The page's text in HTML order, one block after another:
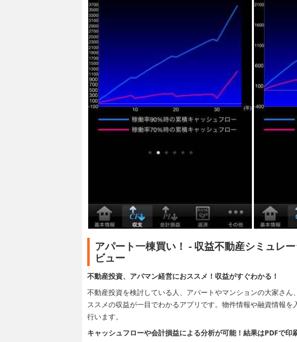
アパート一棟買い！ - 収益不動産シミュレ
ビュー
不動産投資、アパマン経営におススメ！収益がすぐわかる！
不動産投資を検討している人、アパートやマンションの大家さ
ススメの収益が一目でわかるアプリです。物件情報や融資情報
行います。
キャッシュフローや会計損益による分析が可能！結果はPDFで印